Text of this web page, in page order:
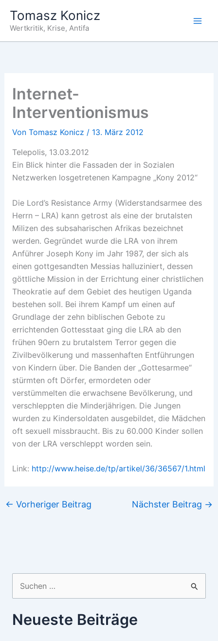
Inhalt
springen
Tomasz Konicz
Wertkritik, Krise, Antifa
Internet-
Interventionismus
Von Tomasz Konicz / 13. März 2012
Telepolis, 13.03.2012
Ein Blick hinter die Fassaden der in Sozialen
Netzwerken losgetretenen Kampagne „Kony 2012“
Die Lord’s Resistance Army (Widerstandsarmee des
Herrn – LRA) kann getrost als eine der brutalsten
Milizen des subsaharischen Afrikas bezeichnet
werden. Gegründet wurde die LRA von ihrem
Anführer Joseph Kony im Jahr 1987, der sich als
einen gottgesandten Messias halluziniert, dessen
göttliche Mission in der Errichtung einer christlichen
Theokratie auf dem Gebiet des heutigen Uganda
bestehen soll. Bei ihrem Kampf um einen auf
Grundlage der zehn biblischen Gebote zu
errichtenden Gottesstaat ging die LRA ab den
frühen 90ern zu brutalstem Terror gegen die
Zivilbevölkerung und massenhaften Entführungen
von Kindern über. Die Banden der „Gottesarmee“
stürmten oft Dörfer, ermordeten oder
verstümmelten die erwachsene Bevölkerung, und
verschleppten die Minderjährigen. Die Jungen
wurden zu Kindersoldaten ausgebildet, die Mädchen
oft sexuell missbraucht. Bis zu 60.000 Kinder sollen
von der LRA verschleppt worden sein.
Link: http://www.heise.de/tp/artikel/36/36567/1.html
← Vorheriger Beitrag Nächster Beitrag →
Suchen
nach:
Neueste Beiträge